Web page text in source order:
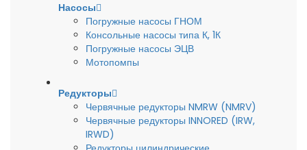
Насосы
Погружные насосы ГНОМ
Консольные насосы типа К, 1К
Погружные насосы ЭЦВ
Мотопомпы
Редукторы
Червячные редукторы NMRW (NMRV)
Червячные редукторы INNORED (IRW,
IRWD)